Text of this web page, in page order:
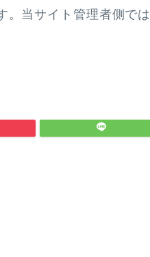
。当サイト管理者側では